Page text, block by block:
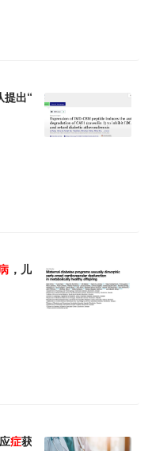
出“靶向自噬降解”治疗新
，儿子易患心血管疾病，女
症获批